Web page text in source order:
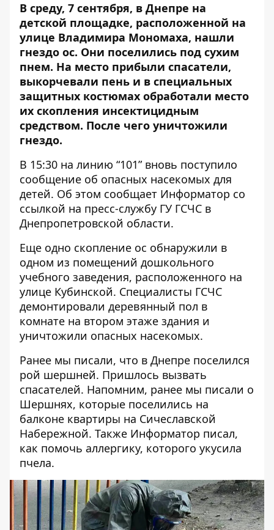
В среду, 7 сентября, в Днепре на
детской площадке, расположенной на
улице Владимира Мономаха, нашли
гнездо ос. Они поселились под сухим
пнем. На место прибыли спасатели,
выкорчевали пень и в специальных
защитных костюмах обработали место
их скопления инсектицидным
средством. После чего уничтожили
гнездо.
В 15:30 на линию “101” вновь поступило
сообщение об опасных насекомых для
детей. Об этом сообщает Информатор со
ссылкой на пресс-службу ГУ ГСЧС в
Днепропетровской области.
Еще одно скопление ос обнаружили в
одном из помещений дошкольного
учебного заведения, расположенного на
улице Кубинской. Специалисты ГСЧС
демонтировали деревянный пол в
комнате на втором этаже здания и
уничтожили опасных насекомых.
Ранее мы писали, что в Днепре поселился
рой шершней. Пришлось вызвать
спасателей. Напомним, ранее мы писали о
Шершнях, которые поселились на
балконе квартиры на Сичеславской
Набережной. Также Информатор писал,
как помочь аллергику, которого укусила
пчела.